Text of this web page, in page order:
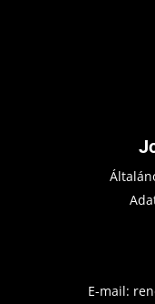
E-mail: